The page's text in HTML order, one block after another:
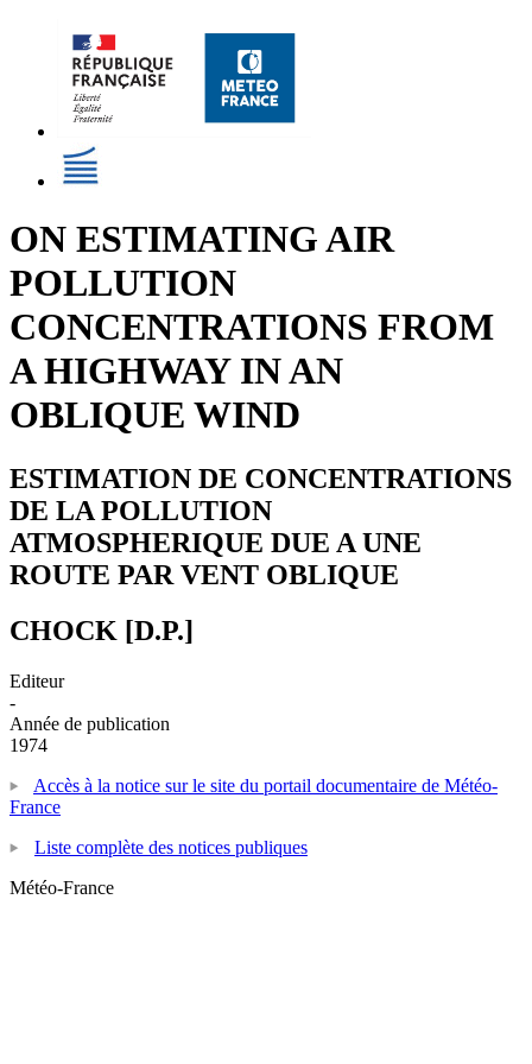
ON ESTIMATING AIR
POLLUTION
CONCENTRATIONS FROM
A HIGHWAY IN AN
OBLIQUE WIND
ESTIMATION DE CONCENTRATIONS
DE LA POLLUTION
ATMOSPHERIQUE DUE A UNE
ROUTE PAR VENT OBLIQUE
CHOCK [D.P.]
Editeur
-
Année de publication
1974
Accès à la notice sur le site du portail documentaire de Météo-
France
Liste complète des notices publiques
Météo-France